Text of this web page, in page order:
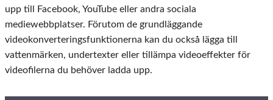
upp till Facebook, YouTube eller andra sociala
mediewebbplatser. Förutom de grundläggande
videokonverteringsfunktionerna kan du också lägga till
vattenmärken, undertexter eller tillämpa videoeffekter för
videofilerna du behöver ladda upp.